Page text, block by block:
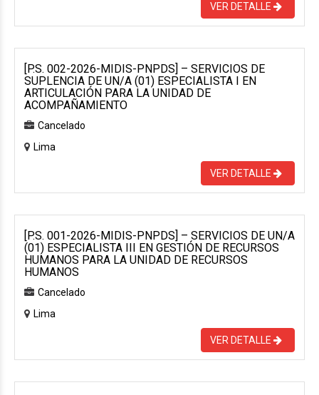
VER DETALLE
[P.S. 002-2026-MIDIS-PNPDS] – SERVICIOS DE
SUPLENCIA DE UN/A (01) ESPECIALISTA I EN
ARTICULACIÓN PARA LA UNIDAD DE
ACOMPAÑAMIENTO
Cancelado
Lima
VER DETALLE
[P.S. 001-2026-MIDIS-PNPDS] – SERVICIOS DE UN/A
(01) ESPECIALISTA III EN GESTIÓN DE RECURSOS
HUMANOS PARA LA UNIDAD DE RECURSOS
HUMANOS
Cancelado
Lima
VER DETALLE